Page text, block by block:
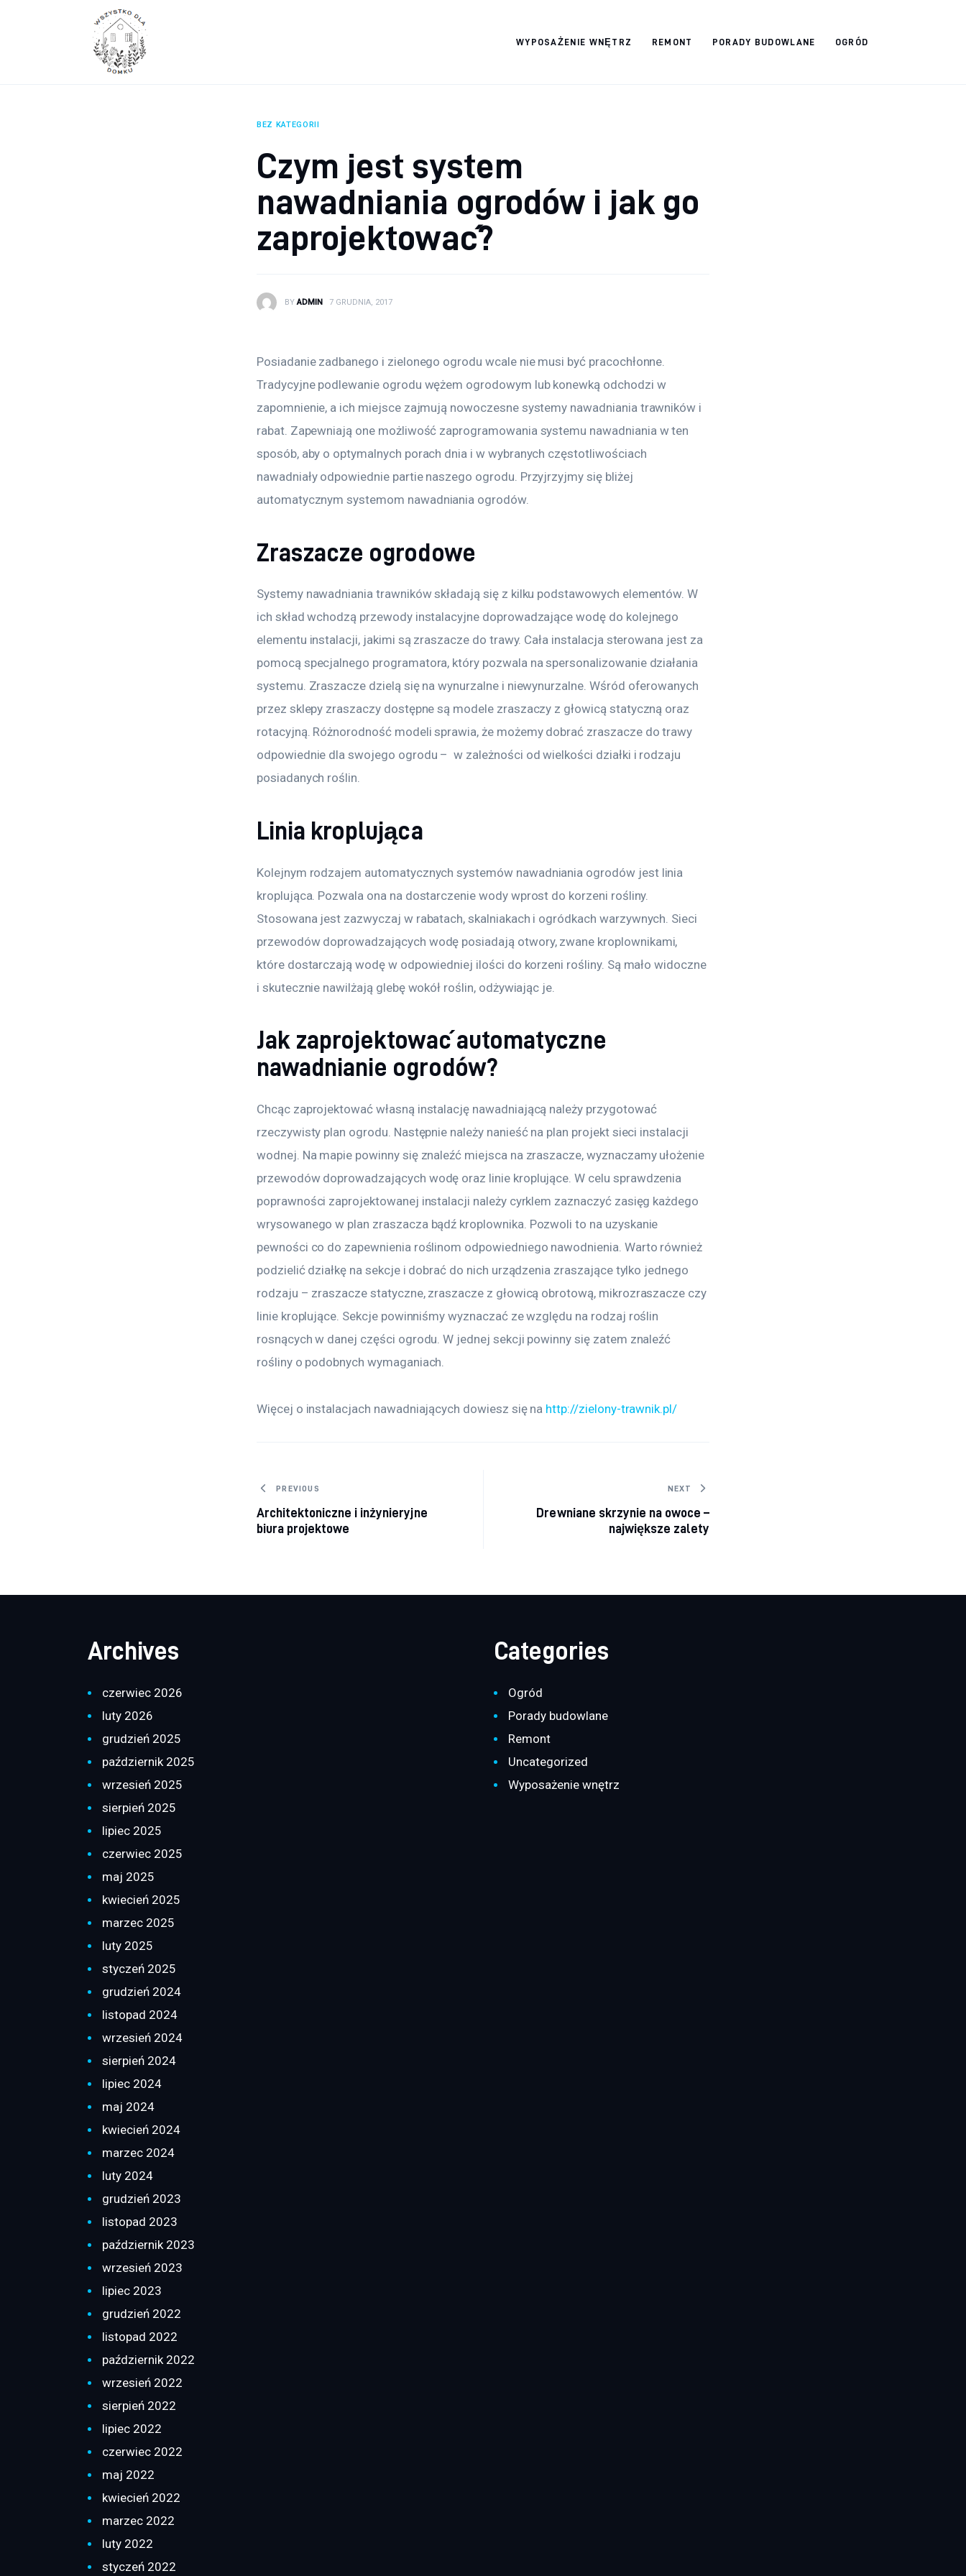
WYPOSAŻENIE WNĘTRZ REMONT PORADY BUDOWLANE OGRÓD
Wyposażenie wnętrz
BEZ KATEGORII
Czym jest system
nawadniania ogrodów i jak go
zaprojektować?
BY ADMIN 7 GRUDNIA, 2017
Posiadanie zadbanego i zielonego ogrodu wcale nie musi być pracochłonne.
Tradycyjne podlewanie ogrodu wężem ogrodowym lub konewką odchodzi w
zapomnienie, a ich miejsce zajmują nowoczesne systemy nawadniania trawników i
rabat. Zapewniają one możliwość zaprogramowania systemu nawadniania w ten
sposób, aby o optymalnych porach dnia i w wybranych częstotliwościach
nawadniały odpowiednie partie naszego ogrodu. Przyjrzyjmy się bliżej
automatycznym systemom nawadniania ogrodów.
Zraszacze ogrodowe
Systemy nawadniania trawników składają się z kilku podstawowych elementów. W
ich skład wchodzą przewody instalacyjne doprowadzające wodę do kolejnego
elementu instalacji, jakimi są zraszacze do trawy. Cała instalacja sterowana jest za
pomocą specjalnego programatora, który pozwala na spersonalizowanie działania
systemu. Zraszacze dzielą się na wynurzalne i niewynurzalne. Wśród oferowanych
przez sklepy zraszaczy dostępne są modele zraszaczy z głowicą statyczną oraz
rotacyjną. Różnorodność modeli sprawia, że możemy dobrać zraszacze do trawy
odpowiednie dla swojego ogrodu –  w zależności od wielkości działki i rodzaju
posiadanych roślin.
Linia kroplująca
Kolejnym rodzajem automatycznych systemów nawadniania ogrodów jest linia
kroplująca. Pozwala ona na dostarczenie wody wprost do korzeni rośliny.
Stosowana jest zazwyczaj w rabatach, skalniakach i ogródkach warzywnych. Sieci
przewodów doprowadzających wodę posiadają otwory, zwane kroplownikami,
które dostarczają wodę w odpowiedniej ilości do korzeni rośliny. Są mało widoczne
i skutecznie nawilżają glebę wokół roślin, odżywiając je.
Jak zaprojektować automatyczne
nawadnianie ogrodów?
Chcąc zaprojektować własną instalację nawadniającą należy przygotować
rzeczywisty plan ogrodu. Następnie należy nanieść na plan projekt sieci instalacji
wodnej. Na mapie powinny się znaleźć miejsca na zraszacze, wyznaczamy ułożenie
przewodów doprowadzających wodę oraz linie kroplujące. W celu sprawdzenia
poprawności zaprojektowanej instalacji należy cyrklem zaznaczyć zasięg każdego
wrysowanego w plan zraszacza bądź kroplownika. Pozwoli to na uzyskanie
pewności co do zapewnienia roślinom odpowiedniego nawodnienia. Warto również
podzielić działkę na sekcje i dobrać do nich urządzenia zraszające tylko jednego
rodzaju – zraszacze statyczne, zraszacze z głowicą obrotową, mikrozraszacze czy
linie kroplujące. Sekcje powinniśmy wyznaczać ze względu na rodzaj roślin
rosnących w danej części ogrodu. W jednej sekcji powinny się zatem znaleźć
rośliny o podobnych wymaganiach.
Więcej o instalacjach nawadniających dowiesz się na http://zielony-trawnik.pl/
Nawigacja wpisu
PREVIOUS
Architektoniczne i inżynieryjne
biura projektowe
NEXT
Drewniane skrzynie na owoce –
największe zalety
Archives
czerwiec 2026
luty 2026
grudzień 2025
październik 2025
wrzesień 2025
sierpień 2025
lipiec 2025
czerwiec 2025
maj 2025
kwiecień 2025
marzec 2025
luty 2025
styczeń 2025
grudzień 2024
listopad 2024
wrzesień 2024
sierpień 2024
lipiec 2024
maj 2024
kwiecień 2024
marzec 2024
luty 2024
grudzień 2023
listopad 2023
październik 2023
wrzesień 2023
lipiec 2023
grudzień 2022
listopad 2022
październik 2022
wrzesień 2022
sierpień 2022
lipiec 2022
czerwiec 2022
maj 2022
kwiecień 2022
marzec 2022
luty 2022
styczeń 2022
Categories
Ogród
Porady budowlane
Remont
Uncategorized
Wyposażenie wnętrz